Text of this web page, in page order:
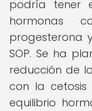
podría tener
hormonas
progesterona
SOP. Se ha
reducción de
con la
equilibrio